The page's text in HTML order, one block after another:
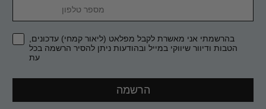
בהרשמתי אני מאשרת לקבל מפלאט (ליאור קמחי) עדכונים,
הטבות ודיוור שיווקי במייל ובהודעות ניתן להסיר הרשמה בכל
עת
הרשמה